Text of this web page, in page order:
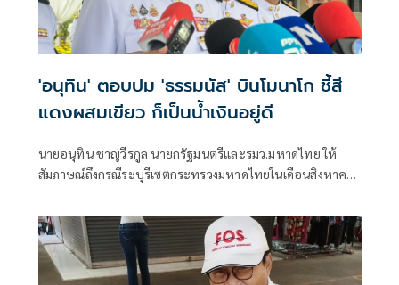
'อนุทิน' ตอบปม 'ธรรมนัส' บินโมนาโก ชี้สี
แดงผสมเขียว ก็เป็นน้ำเงินอยู่ดี
นายอนุทิน ชาญวีรกูล นายกรัฐมนตรีและรมว.มหาดไทย ให้
สัมภาษณ์ถึงกรณีระบุรีเซตกระทรวงมหาดไทยในเดือนสิงหาคม